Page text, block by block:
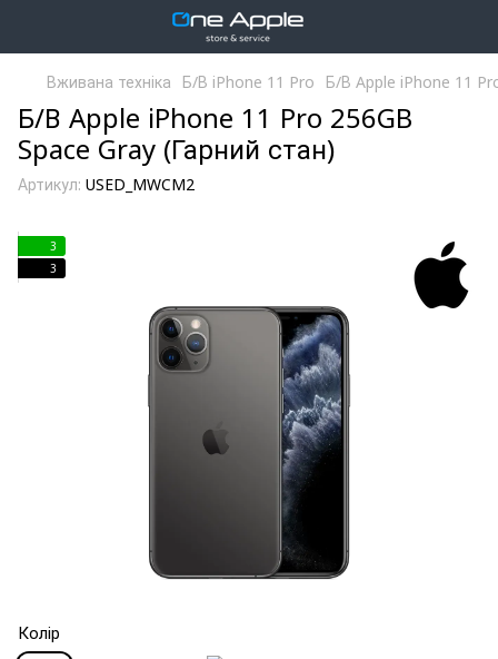
Вживана техніка Б/В iPhone 11 Pro Б/В Apple iPhone 11
Б/В Apple iPhone 11 Pro 256GB
Space Gray (Гарний стан)
Артикул: USED_MWCM2
3
3
Колір